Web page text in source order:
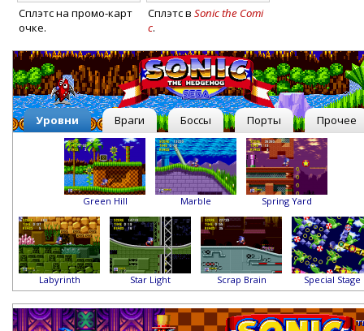
Сплэтс на промо-карт
очке.
Сплэтс в Sonic the Comi
c.
Уровни Враги Боссы Порты Прочее
Green Hill Marble Spring Yard
Labyrinth Star Light Scrap Brain Special Stage